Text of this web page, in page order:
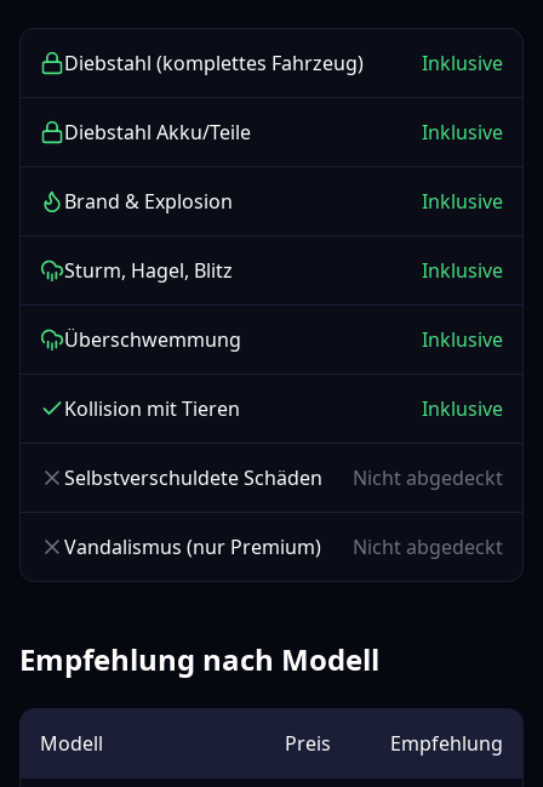
Diebstahl (komplettes Fahrzeug) Inklusive
Diebstahl Akku/Teile Inklusive
Brand & Explosion Inklusive
Sturm, Hagel, Blitz Inklusive
Überschwemmung Inklusive
Kollision mit Tieren Inklusive
Selbstverschuldete Schäden Nicht abgedeckt
Vandalismus (nur Premium) Nicht abgedeckt
Empfehlung nach Modell
Modell Preis Empfehlung